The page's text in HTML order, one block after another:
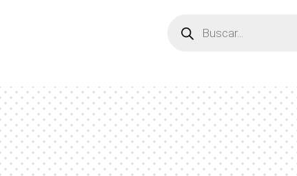
productos